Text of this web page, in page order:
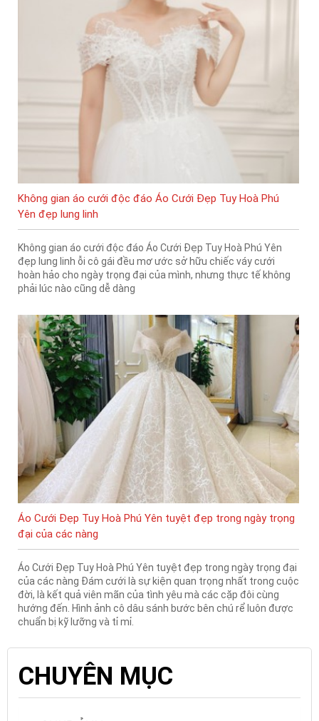
Không gian áo cưới độc đáo Áo Cưới Đẹp Tuy Hoà Phú
Yên đẹp lung linh
Không gian áo cưới độc đáo Áo Cưới Đẹp Tuy Hoà Phú Yên
đẹp lung linh ỗi cô gái đều mơ ước sở hữu chiếc váy cưới
hoàn hảo cho ngày trọng đại của mình, nhưng thực tế không
phải lúc nào cũng dễ dàng
Áo Cưới Đẹp Tuy Hoà Phú Yên tuyệt đẹp trong ngày trọng
đại của các nàng
Áo Cưới Đẹp Tuy Hoà Phú Yên tuyệt đẹp trong ngày trọng đại
của các nàng Đám cưới là sự kiện quan trọng nhất trong cuộc
đời, là kết quả viên mãn của tình yêu mà các cặp đôi cùng
hướng đến. Hình ảnh cô dâu sánh bước bên chú rể luôn được
chuẩn bị kỹ lưỡng và tỉ mỉ.
CHUYÊN MỤC